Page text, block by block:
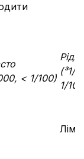
< 1/100)
(³1/
1/